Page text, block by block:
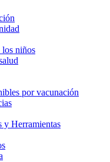
los niños
por vacunación
y Herramientas